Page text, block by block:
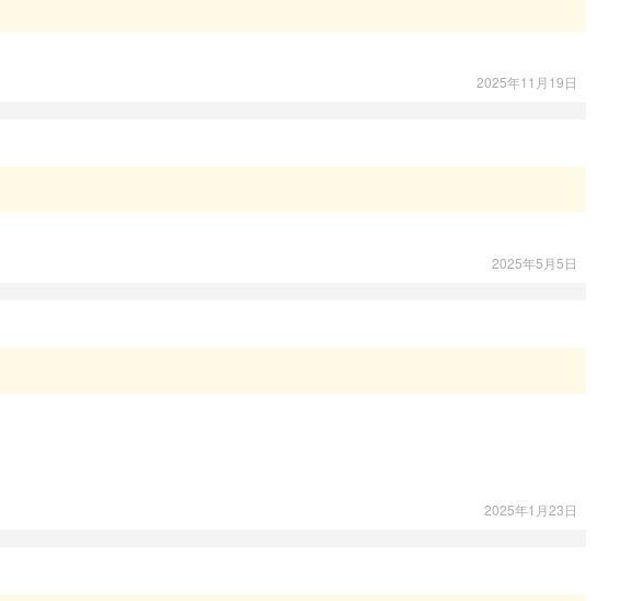
2025年11月19日
2025年5月5日
2025年1月23日